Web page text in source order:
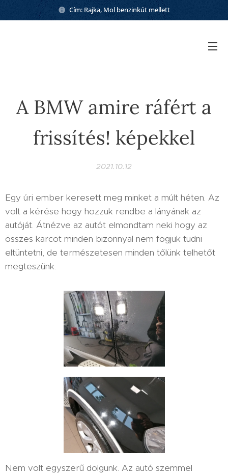
Cím: Rajka, Mol benzinkút mellett
A BMW amire ráfért a
frissítés! képekkel
2021.10.12
Egy úri ember keresett meg minket a múlt héten. Az
volt a kérése hogy hozzuk rendbe a lányának az
autóját. Átnézve az autót elmondtam neki hogy az
összes karcot minden bizonnyal nem fogjuk tudni
eltüntetni, de természetesen minden tőlünk telhetőt
megteszünk.
Nem volt egyszerű dolgunk. Az autó szemmel